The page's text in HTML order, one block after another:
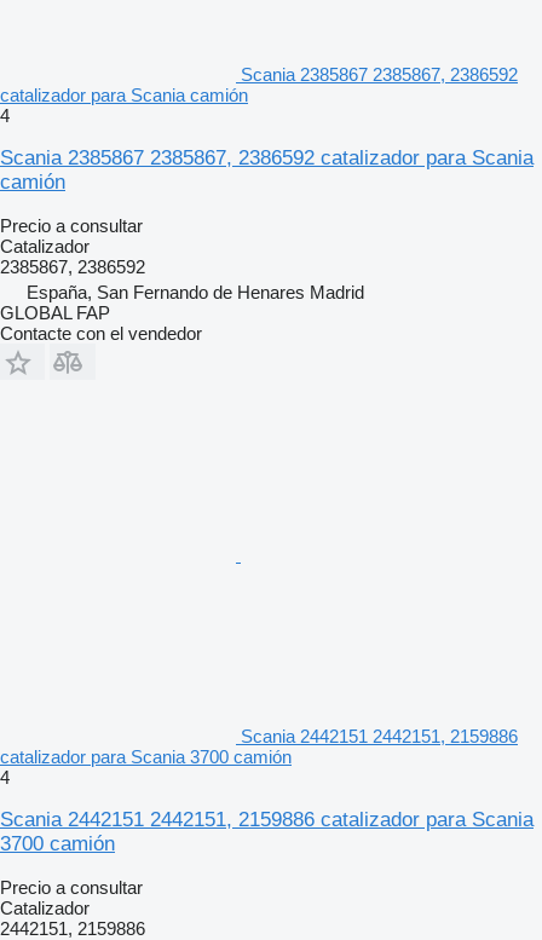
Scania 2385867 2385867, 2386592
catalizador para Scania camión
4
Scania 2385867 2385867, 2386592 catalizador para Scania
camión
Precio a consultar
Catalizador
2385867, 2386592
España, San Fernando de Henares Madrid
GLOBAL FAP
Contacte con el vendedor
Scania 2442151 2442151, 2159886
catalizador para Scania 3700 camión
4
Scania 2442151 2442151, 2159886 catalizador para Scania
3700 camión
Precio a consultar
Catalizador
2442151, 2159886